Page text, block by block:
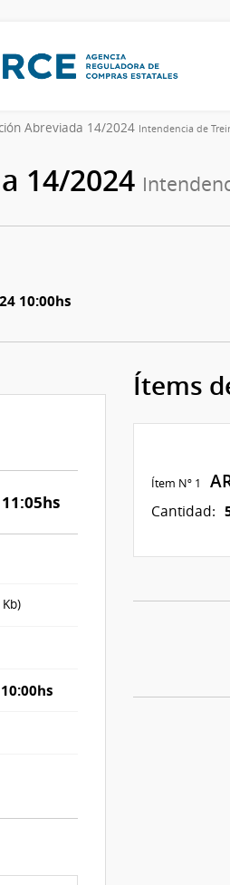
Abreviada 14/2024 Intendencia de
14/2024
10:00hs
Ítems
Ítem Nº 1
Cantidad: